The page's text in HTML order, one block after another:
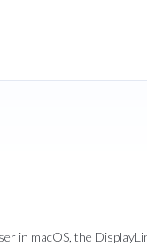
in macOS, the